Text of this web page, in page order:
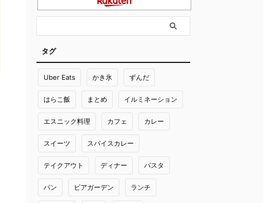
タグ
Uber Eats かき氷 ずんだ
はらこ飯 まとめ イルミネーション
エスニック料理 カフェ カレー
スイーツ スパイスカレー
テイクアウト ディナー パスタ
パン ビアガーデン ランチ